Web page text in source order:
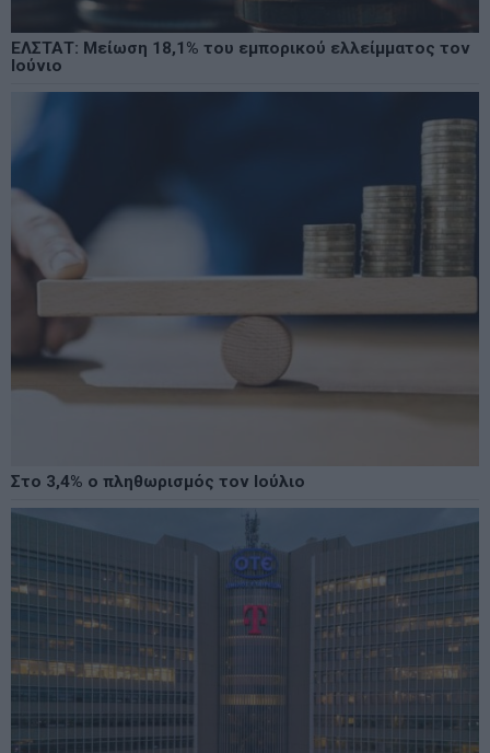
ΕΛΣΤΑΤ: Μείωση 18,1% του εμπορικού ελλείμματος τον
Ιούνιο
Στο 3,4% ο πληθωρισμός τον Ιούλιο